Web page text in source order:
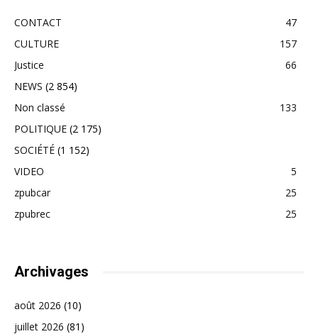
CONTACT
47
CULTURE
157
Justice
66
NEWS (2 854)
Non classé
133
POLITIQUE (2 175)
SOCIÉTÉ (1 152)
VIDEO
5
zpubcar
25
zpubrec
25
Archivages
août 2026 (10)
juillet 2026 (81)